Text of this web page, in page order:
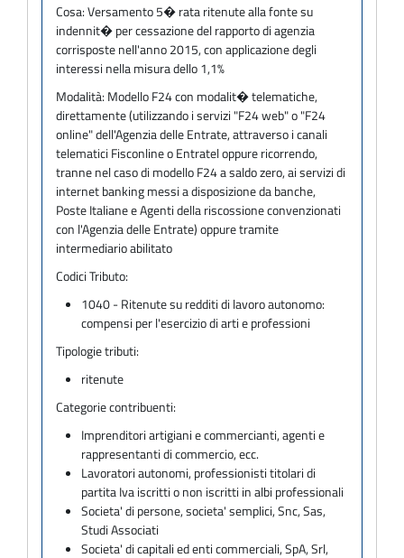
Cosa:Versamento 5� rata ritenute alla fonte su
indennit� per cessazione del rapporto di agenzia
corrisposte nell'anno 2015, con applicazione degli
interessi nella misura dello 1,1%
Modalità: Modello F24 con modalit� telematiche,
direttamente (utilizzando i servizi "F24 web" o "F24
online" dell'Agenzia delle Entrate, attraverso i canali
telematici Fisconline o Entratel oppure ricorrendo,
tranne nel caso di modello F24 a saldo zero, ai servizi di
internet banking messi a disposizione da banche,
Poste Italiane e Agenti della riscossione convenzionati
con l'Agenzia delle Entrate) oppure tramite
intermediario abilitato
Codici Tributo:
1040 - Ritenute su redditi di lavoro autonomo:
compensi per l'esercizio di arti e professioni
Tipologie tributi:
ritenute
Categorie contribuenti:
Imprenditori artigiani e commercianti, agenti e
rappresentanti di commercio, ecc.
Lavoratori autonomi, professionisti titolari di
partita Iva iscritti o non iscritti in albi professionali
Societa' di persone, societa' semplici, Snc, Sas,
Studi Associati
Societa' di capitali ed enti commerciali, SpA, Srl,